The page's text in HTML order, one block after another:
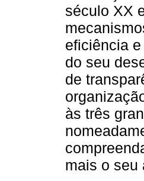
século XX
eficiência
do seu
de
às três
mais o seu